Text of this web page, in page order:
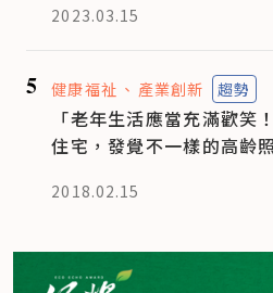
2023.03.15
5 健康福祉 產業創新 趨勢
「老年生活應當充滿歡笑
住宅，發覺不一樣的高齡
2018.02.15